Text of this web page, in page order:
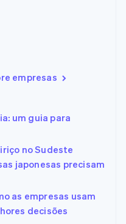
empresas
um guia para
no Sudeste
japonesas precisam
as empresas usam
decisões